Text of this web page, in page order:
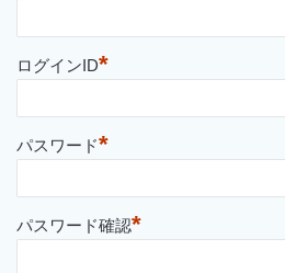
ログインID*
パスワード*
パスワード確認*